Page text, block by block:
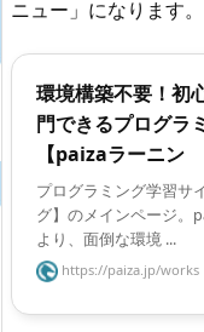
ニュー」になります。
環境構築不要！初
門できるプログラ
【paizaラーニン
プログラミング学習サ
グ】のメインページ。
より、面倒な環境 ...
https://paiza.jp/works